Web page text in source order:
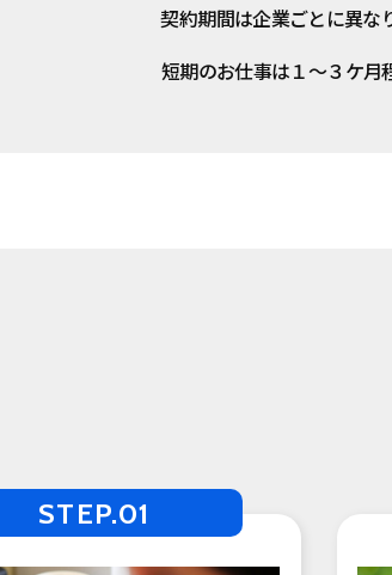
契約期間は企業ごとに異な
短期のお仕事は１～３ケ月
STEP.01